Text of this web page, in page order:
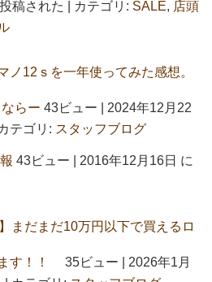
稿された カテゴリ: SALE, 店頭
ノ12ｓを一年使ってみた感想。
らー 43ビュー
2024年12月22
テゴリ: スタッフブログ
43ビュー
2016年12月16日 に
まだまだ10万円以下で買えるロ
す！！ 35ビュー
2026年1月